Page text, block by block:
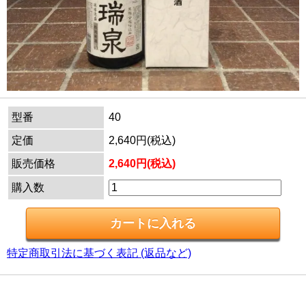
型番
40
定価
2,640円(税込)
販売価格
2,640円(税込)
購入数
特定商取引法に基づく表記 (返品など)